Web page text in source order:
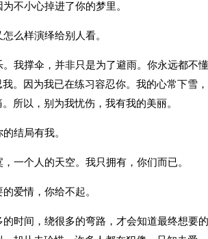
不小心掉进了你的梦里。
么样演绎给别人看。
我撑伞，并非只是为了避雨。你永远都不
。因为我已在练习容忍你。我的心常下雪
所以，别为我忧伤，我有我的美丽。
结局有我。
一个人的天空。我只拥有，你们而已。
爱情，你给不起。
时间，绕很多的弯路，才会知道最终想要